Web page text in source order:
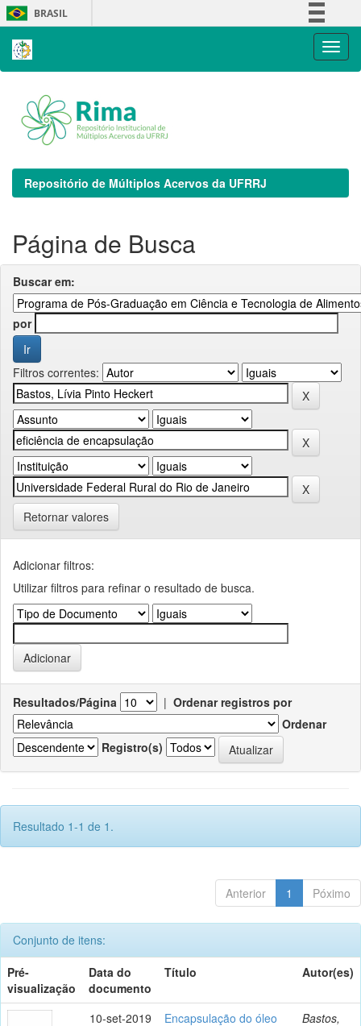
Skip
navigation
BRASIL
Repositório de Múltiplos Acervos da UFRRJ
Página de Busca
Buscar em:
por
Filtros correntes:
Retornar valores
Adicionar filtros:
Utilizar filtros para refinar o resultado de busca.
Resultados/Página | Ordenar registros por
Ordenar
Registro(s)
Resultado 1-1 de 1.
Anterior 1 Póximo
Conjunto de itens:
Pré-
visualização
Data do
documento
Título Autor(es)
10-set-2019
Encapsulação do óleo
Bastos,